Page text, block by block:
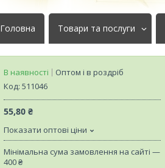
Головна Товари та послуги
В наявності
Оптом і в роздріб
Код: 511046
55,80 ₴
Показати оптові ціни
Мінімальна сума замовлення на сайті —
400 ₴